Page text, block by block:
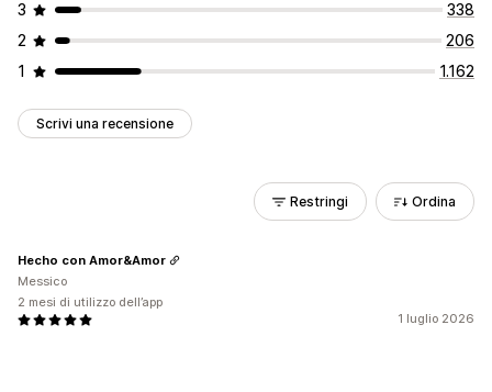
3
338
2
206
1
1.162
Scrivi una recensione
Restringi Ordina
1 luglio 2026
Hecho con Amor&Amor
Messico
2 mesi di utilizzo dell’app